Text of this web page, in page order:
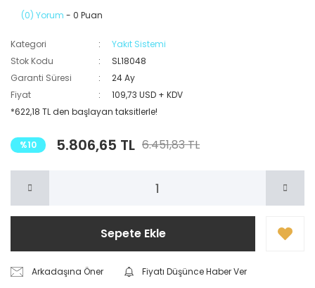
(0) Yorum - 0 Puan
Kategori
Yakıt Sistemi
Stok Kodu
SL18048
Garanti Süresi
24 Ay
Fiyat
109,73 USD + KDV
*622,18 TL den başlayan taksitlerle!
%10 5.806,65 TL 6.451,83 TL
Sepete Ekle
Arkadaşına Öner
Fiyatı Düşünce Haber Ver